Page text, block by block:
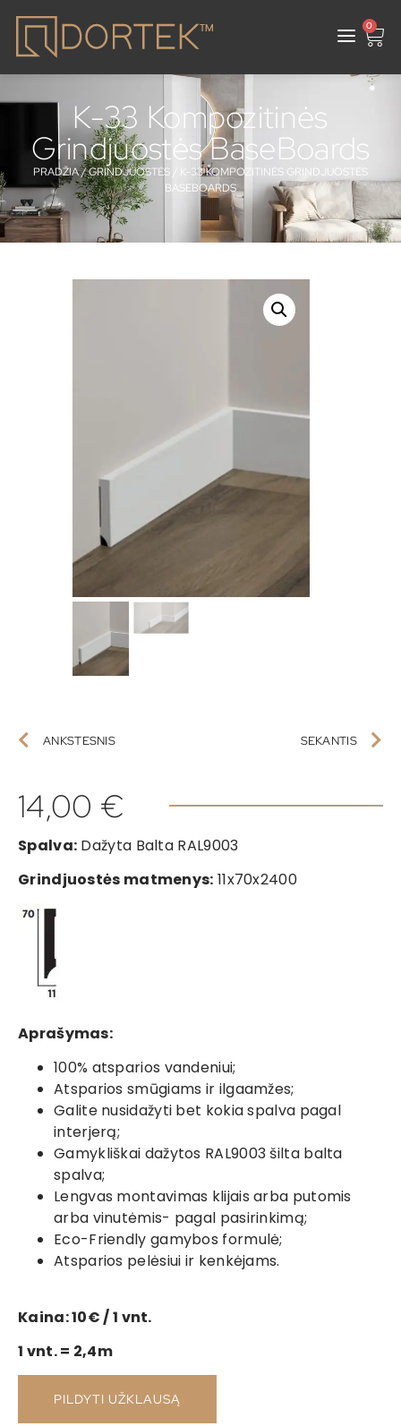
0
K-33 Kompozitinės
Grindjuostės BaseBoards
PRADŽIA/GRINDJUOSTĖS / K-33 KOMPOZITINĖS GRINDJUOSTĖS
BASEBOARDS
ANKSTESNIS SEKANTIS
14,00 €
Spalva: Dažyta Balta RAL9003
Grindjuostės matmenys: 11x70x2400
Aprašymas:
100% atsparios vandeniui;
Atsparios smūgiams ir ilgaamžes;
Galite nusidažyti bet kokia spalva pagal
interjerą;
Gamykliškai dažytos RAL9003 šilta balta
spalva;
Lengvas montavimas klijais arba putomis
arba vinutėmis- pagal pasirinkimą;
Eco-Friendly gamybos formulė;
Atsparios pelėsiui ir kenkėjams.
Kaina: 10€ / 1 vnt.
1 vnt. = 2,4m
PILDYTI UŽKLAUSĄ